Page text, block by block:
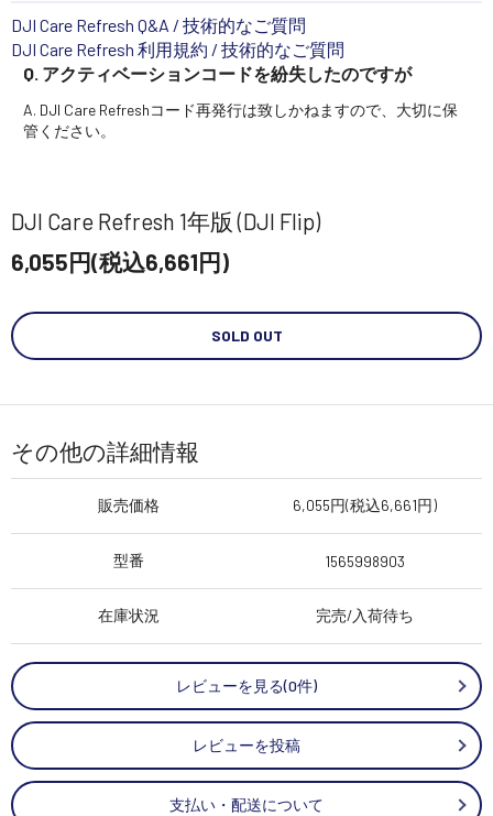
DJI Care Refresh Q&A / 技術的なご質問
DJI Care Refresh 利用規約 / 技術的なご質問
Q. アクティベーションコードを紛失したのですが
A. DJI Care Refreshコード再発行は致しかねますので、大切に保
管ください。
DJI Care Refresh 1年版 (DJI Flip)
6,055円(税込6,661円)
SOLD OUT
その他の詳細情報
販売価格 6,055円(税込6,661円)
型番 1565998903
在庫状況 完売/入荷待ち
レビューを見る(0件)
レビューを投稿
支払い・配送について